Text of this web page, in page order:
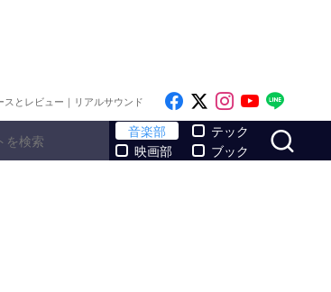
とレビュー｜リアルサウンド Like on Facebook
Follow on x
Follow on
Follow
音楽部
映画部
テック
ブック